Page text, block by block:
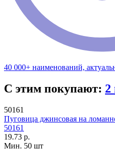
40 000+ наименований,
С этим покупают: 2
50161
Пуговица джинсовая на
50161
19.73 р.
Мин. 50 шт